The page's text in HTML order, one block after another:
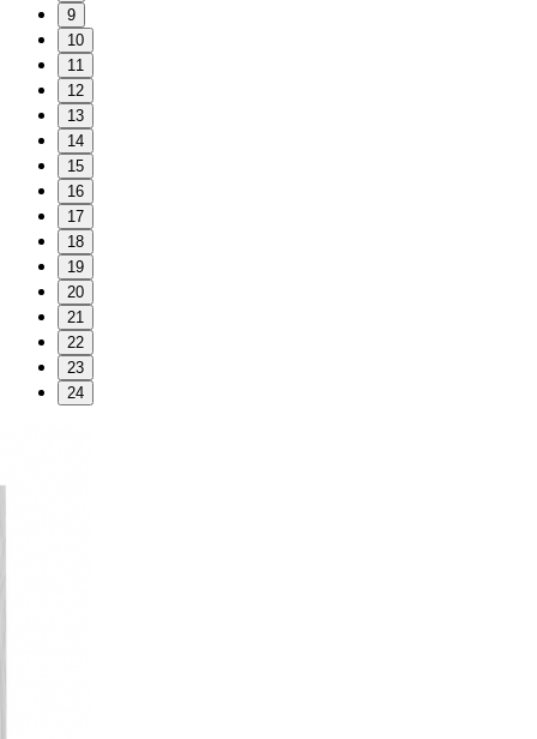
9
10
11
12
13
14
15
16
17
18
19
20
21
22
23
24